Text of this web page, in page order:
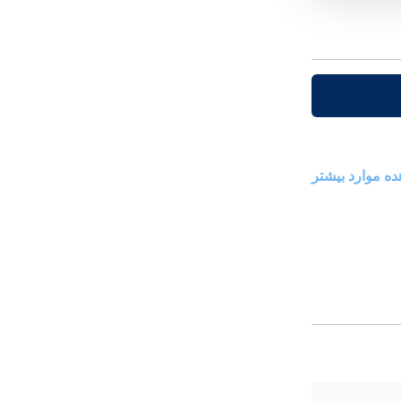
موارد بیشتر